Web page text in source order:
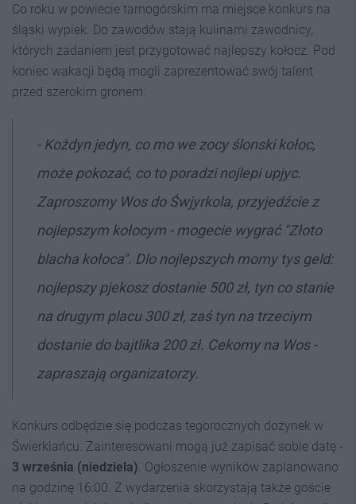
Co roku w powiecie tarnogórskim ma miejsce konkurs na
śląski wypiek. Do zawodów stają kulinarni zawodnicy,
których zadaniem jest przygotować najlepszy kołocz. Pod
koniec wakacji będą mogli zaprezentować swój talent
przed szerokim gronem.
- Kożdyn jedyn, co mo we zocy ślonski kołoc,
może pokozać, co to poradzi nojlepi upjyc.
Zaproszomy Wos do Śwjyrkola, przyjedźcie z
nojlepszym kołocym - mogecie wygrać "Złoto
blacha kołoca". Dlo nojlepszych momy tys geld:
nojlepszy pjekosz dostanie 500 zł, tyn co stanie
na drugym placu 300 zł, zaś tyn na trzeciym
dostanie do bajtlika 200 zł. Cekomy na Wos -
zapraszają organizatorzy.
Konkurs odbędzie się podczas tegorocznych dożynek w
Świerklańcu. Zainteresowani mogą już zapisać sobie datę -
3 września (niedziela) . Ogłoszenie wyników zaplanowano
na godzinę 16:00. Z wydarzenia skorzystają także goście